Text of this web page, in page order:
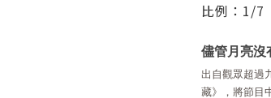
比例：1/7
儘管月亮沒
出自觀眾超過
藏》，將節目